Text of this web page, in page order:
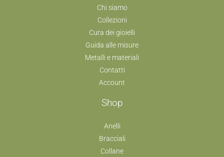
Chi siamo
Collezioni
Cura dei gioielli
Guida alle misure
Metalli e materiali
Contatti
Account
Shop
Anelli
Bracciali
Collane